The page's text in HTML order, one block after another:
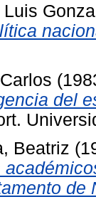
del
Beatriz
de